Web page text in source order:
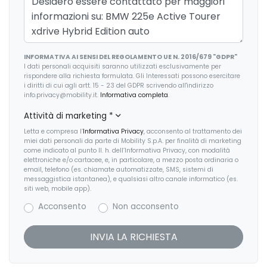
Indicatore cambio marcia
Inserti in acciaio esterni
Interni personalizzazione colori
Kit riparazione pneumatici / tirefit
Pacchetto sicurezza
Personalizzazioni Linea e Stile
Portaoggetti aggiuntivi
Presa 12V aggiuntiva
Regolatore di velocità - Cruise Control
INFORMATIVA AI SENSI DEL REGOLAMENTO UE N. 2016/679 "GDPR"
I dati personali acquisiti saranno utilizzati esclusivamente per
rispondere alla richiesta formulata. Gli Interessati possono esercitare
i diritti di cui agli artt. 15 - 23 del GDPR scrivendo all'indirizzo
info.privacy@mobility.it. Informativa completa.
Attività di marketing *
Letta e compresa l’Informativa Privacy, acconsento al trattamento dei
miei dati personali da parte di Mobility S.p.A. per finalità di marketing
come indicato al punto II. h. dell’Informativa Privacy, con modalità
elettroniche e/o cartacee, e, in particolare, a mezzo posta ordinaria o
email, telefono (es. chiamate automatizzate, SMS, sistemi di
messaggistica istantanea), e qualsiasi altro canale informatico (es.
siti web, mobile app).
Acconsento Non acconsento